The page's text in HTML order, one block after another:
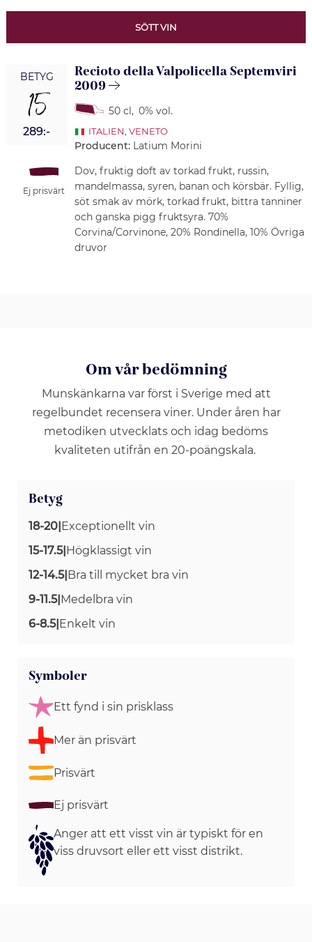
SÖTT VIN
BETYG
15
289:-
Ej prisvärt
Recioto della Valpolicella Septemviri
2009
50 cl , 0% vol.
ITALIEN VENETO
Producent: Latium Morini
Dov, fruktig doft av torkad frukt, russin,
mandelmassa, syren, banan och körsbär. Fyllig,
söt smak av mörk, torkad frukt, bittra tanniner
och ganska pigg fruktsyra. 70%
Corvina/Corvinone, 20% Rondinella, 10% Övriga
druvor
Om vår bedömning
Munskänkarna var först i Sverige med att
regelbundet recensera viner. Under åren har
metodiken utvecklats och idag bedöms
kvaliteten utifrån en 20-poängskala.
Betyg
18-20|Exceptionellt vin
15-17.5|Högklassigt vin
12-14.5|Bra till mycket bra vin
9-11.5|Medelbra vin
6-8.5|Enkelt vin
Symboler
Ett fynd i sin prisklass
Mer än prisvärt
Prisvärt
Ej prisvärt
Anger att ett visst vin är typiskt för en
viss druvsort eller ett visst distrikt.